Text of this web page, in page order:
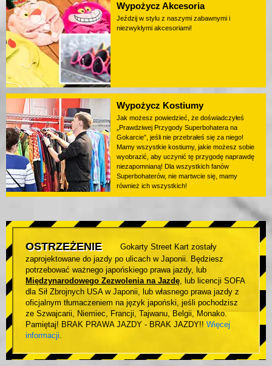
Wypożycz Akcesoria
Jeździj w stylu z naszymi zabawnymi i
niezwykłymi akcesoriami!
Wypożycz Kostiumy
Jak możesz powiedzieć, że doświadczyłeś
„Prawdziwej Przygody Superbohatera na
Gokarcie”, jeśli nie przebrałeś się za niego!
Mamy wszystkie kostiumy, jakie możesz sobie
wyobrazić, aby uczynić tę przygodę naprawdę
niezapomnianą! Dla wszystkich fanów
Superbohaterów, nie martwcie się, mamy
również ich wszystkich!
OSTRZEŻENIE
Gokarty Street Kart zostały
zaprojektowane do jazdy po ulicach w Japonii. Będziesz
potrzebować ważnego japońskiego prawa jazdy, lub
Międzynarodowego Zezwolenia na Jazdę, lub licencji SOFA
dla Sił Zbrojnych USA w Japonii, lub własnego prawa jazdy z
oficjalnym tłumaczeniem na język japoński, jeśli pochodzisz
ze Szwajcarii, Niemiec, Francji, Tajwanu, Belgii, Monako.
Pamiętaj! BRAK PRAWA JAZDY - BRAK JAZDY!! Więcej
informacji.